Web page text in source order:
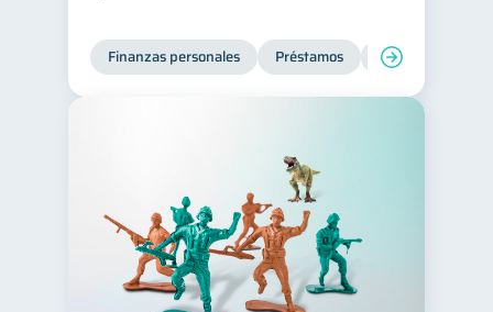
Finanzas personales Préstamos Productos